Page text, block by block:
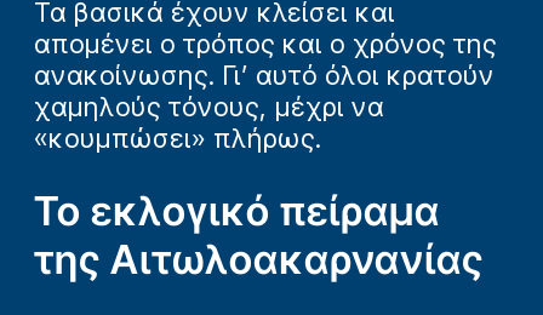
Τα βασικά έχουν κλείσει και
απομένει ο τρόπος και ο χρόνος της
ανακοίνωσης. Γι’ αυτό όλοι κρατούν
χαμηλούς τόνους, μέχρι να
«κουμπώσει» πλήρως.
Το εκλογικό πείραμα
της Αιτωλοακαρνανίας